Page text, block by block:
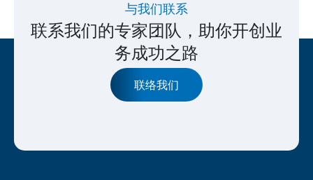
与我们联系
联系我们的专家团队，助你开创业
务成功之路
联络我们